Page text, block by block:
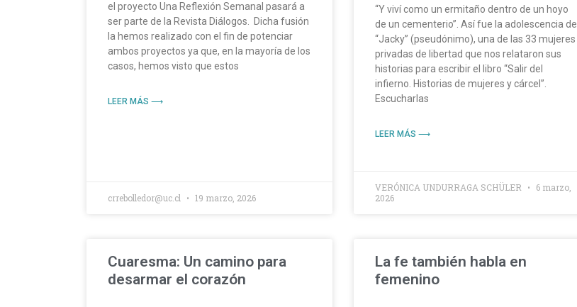
el proyecto Una Reflexión Semanal pasará a
ser parte de la Revista Diálogos. Dicha fusión
la hemos realizado con el fin de potenciar
ambos proyectos ya que, en la mayoría de los
casos, hemos visto que estos
LEER MÁS ⟶
crrebolledor@uc.cl 19 marzo, 2026
“Y viví como un ermitaño dentro de un hoyo
de un cementerio”. Así fue la adolescencia de
“Jacky” (pseudónimo), una de las 33 mujeres
privadas de libertad que nos relataron sus
historias para escribir el libro “Salir del
infierno. Historias de mujeres y cárcel”.
Escucharlas
LEER MÁS ⟶
VERÓNICA UNDURRAGA SCHÜLER
6 marzo,
2026
Cuaresma: Un camino para
desarmar el corazón
La fe también habla en
femenino